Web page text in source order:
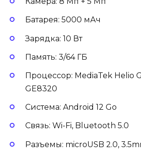
Батарея: 5000 мАч
Зарядка: 10 Вт
Память: 3/64 ГБ
Процессор: MediaTek Helio
GE8320
Система: Android 12 Go
Связь: Wi-Fi, Bluetooth 5.0
Разъемы: microUSB 2.0,